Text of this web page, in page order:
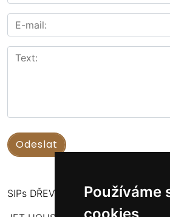
Používáme
SIPs DŘEVOSTAVBY